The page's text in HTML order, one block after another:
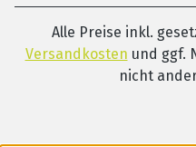
Alle Preise inkl.
Versandkosten und ggf.
nicht